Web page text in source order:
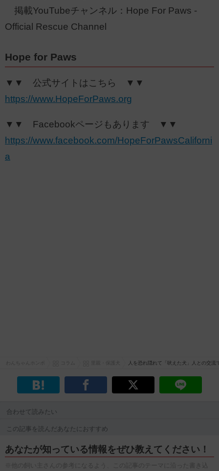
掲載YouTubeチャンネル：Hope For Paws -
Official Rescue Channel
Hope for Paws
▼▼ 公式サイトはこちら ▼▼
https://www.HopeForPaws.org
▼▼ Facebookページもあります ▼▼
https://www.facebook.com/HopeForPawsCaliforni
a
里親・保護犬 人を恐れ隠れて「吠えた犬」人との交
合わせて読みたい
この記事を読んだあなたにおすすめ
あなたが知っている情報をぜひ教えてください！
※他の飼い主さんの参考になるよう、この記事のテーマに沿った書き込